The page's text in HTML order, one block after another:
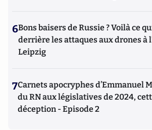
6Bons baisers de Russie ? Voilà ce
derrière les attaques aux drones à
Leipzig
7Carnets apocryphes d’Emmanuel
du RN aux législatives de 2024,
déception - Episode 2